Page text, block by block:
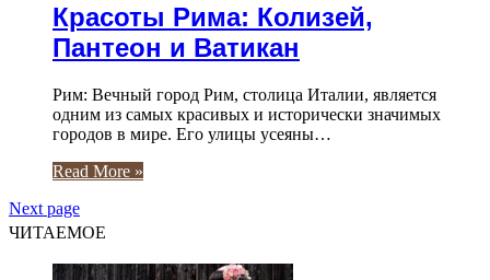
Красоты Рима: Колизей,
Пантеон и Ватикан
Рим: Вечный город Рим, столица Италии, является
одним из самых красивых и исторически значимых
городов в мире. Его улицы усеяны…
Read More »
Next page
ЧИТАЕМОЕ